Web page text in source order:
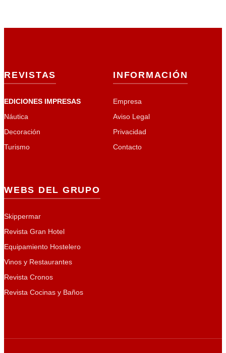
REVISTAS
EDICIONES IMPRESAS
Náutica
Decoración
Turismo
INFORMACIÓN
Empresa
Aviso Legal
Privacidad
Contacto
WEBS DEL GRUPO
Skippermar
Revista Gran Hotel
Equipamiento Hostelero
Vinos y Restaurantes
Revista Cronos
Revista Cocinas y Baños